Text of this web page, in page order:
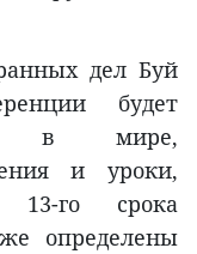
дел Буй
будет
в мире,
и уроки,
го срока
определены